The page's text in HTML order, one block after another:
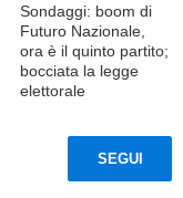
Sondaggi: boom di
Futuro Nazionale,
ora è il quinto partito;
bocciata la legge
elettorale
SEGUI